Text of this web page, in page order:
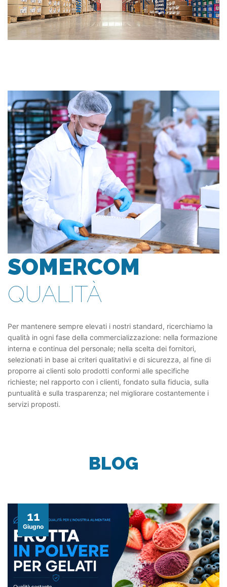
SOMERCOM
QUALITÀ
Per mantenere sempre elevati i nostri standard, ricerchiamo la
qualità in ogni fase della commercializzazione: nella formazione
interna e continua del personale; nella scelta dei fornitori,
selezionati in base ai criteri qualitativi e di sicurezza, al fine di
proporre ai clienti solo prodotti conformi alle specifiche
richieste; nel rapporto con i clienti, fondato sulla fiducia, sulla
puntualità e sulla trasparenza; nel migliorare costantemente i
servizi proposti.
BLOG
11
Giugno